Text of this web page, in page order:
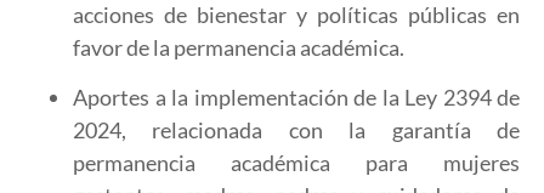
acciones de bienestar y políticas públicas en
favor de la permanencia académica.
Aportes a la implementación de la Ley 2394 de
2024, relacionada con la garantía de
permanencia académica para mujeres